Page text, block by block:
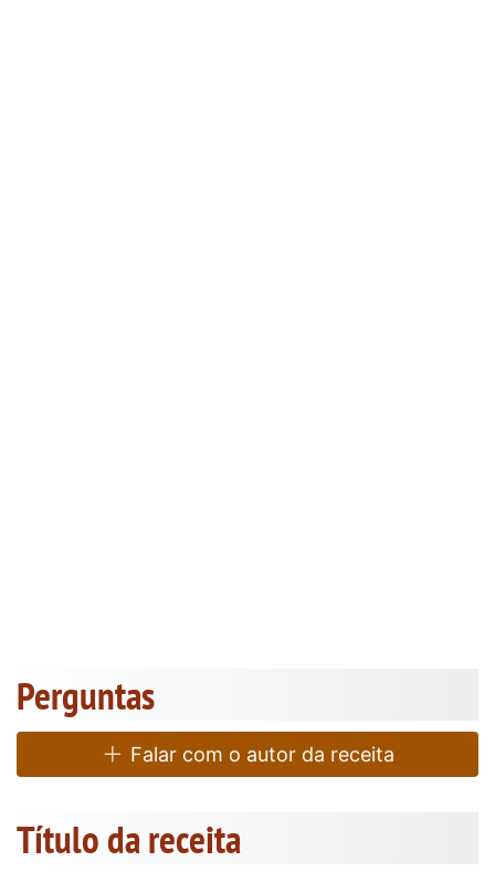
Perguntas
Falar com o autor da receita
Título da receita